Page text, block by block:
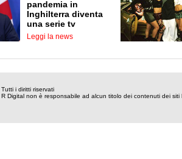
pandemia in
Inghilterra diventa
una serie tv
Leggi la news
Tutti i diritti riservati
R Digital non è responsabile ad alcun titolo dei contenuti dei siti